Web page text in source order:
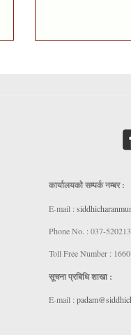
कार्यालयकाे सम्पर्क नम्बर :
E-mail :
Phone No. : 037-
Toll Free Number :
सूचना प्रबिधि शाखा :
E-mail :